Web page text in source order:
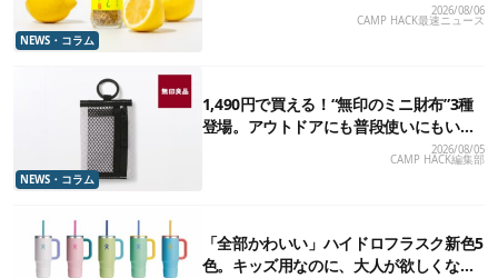
NEWS・コラム
2026/08/06
CAMP HACK最速ニュース
NEWS・コラム
1,490円で買える！“無印のミニ財布”3種
登場。アウトドアにも普段使いにもいい
2026/08/05
CAMP HACK編集部
「全部かわいい」ハイドロフラスク新色5
色。キッズ用なのに、大人が欲しくなり